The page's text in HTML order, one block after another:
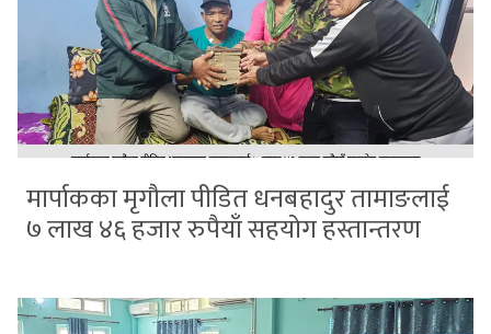
मार्पाकका मृगौला पीडित धनबहादुर तामाङलाई
७ लाख ४६ हजार रुपैयाँ सहयोग हस्तान्तरण